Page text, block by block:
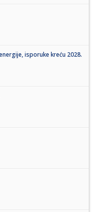
isporuke kreću 2028.